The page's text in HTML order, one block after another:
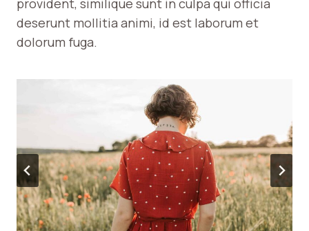
deserunt mollitia animi, id est laborum et
dolorum fuga.